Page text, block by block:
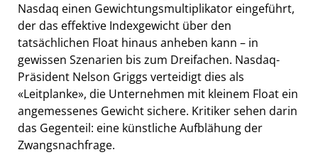
Nasdaq einen Gewichtungsmultiplikator eingeführt,
der das effektive Indexgewicht über den
tatsächlichen Float hinaus anheben kann – in
gewissen Szenarien bis zum Dreifachen. Nasdaq-
Präsident Nelson Griggs verteidigt dies als
«Leitplanke», die Unternehmen mit kleinem Float ein
angemessenes Gewicht sichere. Kritiker sehen darin
das Gegenteil: eine künstliche Aufblähung der
Zwangsnachfrage.